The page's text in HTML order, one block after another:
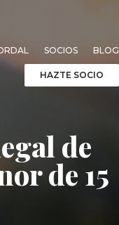
SOCIOS BLOG
HAZTE SOCIO
de
de 15